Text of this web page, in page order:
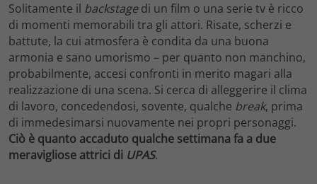
Solitamente il backstagedi un film o una serie tv è ricco
di momenti memorabili tra gli attori. Risate, scherzi e
battute, la cui atmosfera è condita da una buona
armonia e sano umorismo – per quanto non manchino,
probabilmente, accesi confronti in merito magari alla
realizzazione di una scena. Si cerca di alleggerire il clima
di lavoro, concedendosi, sovente, qualche break, prima
di immedesimarsi nuovamente nei propri personaggi.
Ciò è quanto accaduto qualche settimana fa a due
meravigliose attrici di UPAS.